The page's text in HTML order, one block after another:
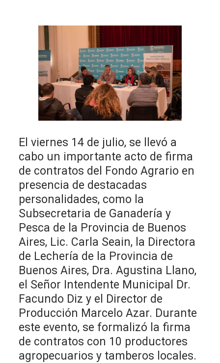
El viernes 14 de julio, se llevó a
cabo un importante acto de firma
de contratos del Fondo Agrario en
presencia de destacadas
personalidades, como la
Subsecretaria de Ganadería y
Pesca de la Provincia de Buenos
Aires, Lic. Carla Seain, la Directora
de Lechería de la Provincia de
Buenos Aires, Dra. Agustina Llano,
el Señor Intendente Municipal Dr.
Facundo Diz y el Director de
Producción Marcelo Azar. Durante
este evento, se formalizó la firma
de contratos con 10 productores
agropecuarios y tamberos locales.